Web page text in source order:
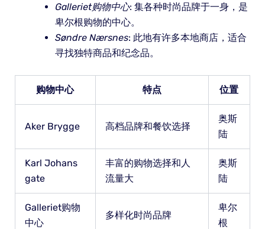
Galleriet购物中心: 集各种时尚品牌于一身，是
卑尔根购物的中心。
Søndre Nærsnes: 此地有许多本地商店，适合
寻找独特商品和纪念品。
购物中心 特点 位置
Aker Brygge 高档品牌和餐饮选择
奥斯
陆
Karl Johans
gate
丰富的购物选择和人
流量大
奥斯
陆
Galleriet购物
中心
多样化时尚品牌
卑尔
根